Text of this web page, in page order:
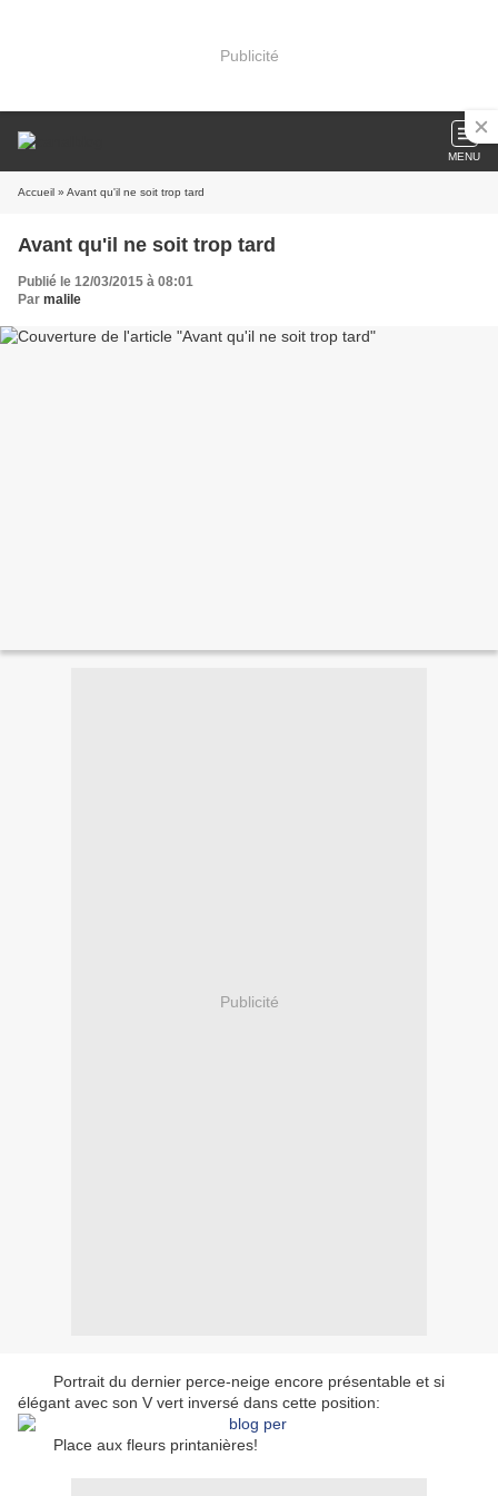
Publicité
MENU
Accueil » Avant qu'il ne soit trop tard
Avant qu'il ne soit trop tard
Publié le 12/03/2015 à 08:01
Par malile
Publicité
Portrait du dernier perce-neige encore présentable et si
élégant avec son V vert inversé dans cette position:
Place aux fleurs printanières!